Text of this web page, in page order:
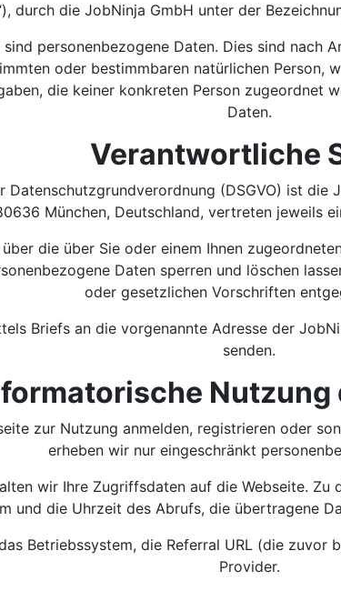
durch die JobNinja GmbH unter der
personenbezogene Daten. Dies sind nach
oder bestimmbaren natürlichen Person,
die keiner konkreten Person zugeordnet
Daten.
Verantwortliche
Datenschutzgrundverordnung (DSGVO) ist
München, Deutschland, vertreten jeweils
die über Sie oder einem Ihnen
Daten sperren und löschen
oder gesetzlichen Vorschriften
Briefs an die vorgenannte Adresse der
senden.
Nutzung
zur Nutzung anmelden, registrieren oder
erheben wir nur eingeschränkt
wir Ihre Zugriffsdaten auf die Webseite.
und die Uhrzeit des Abrufs, die übertragene
Betriebssystem, die Referral URL (die zuvor
Provider.